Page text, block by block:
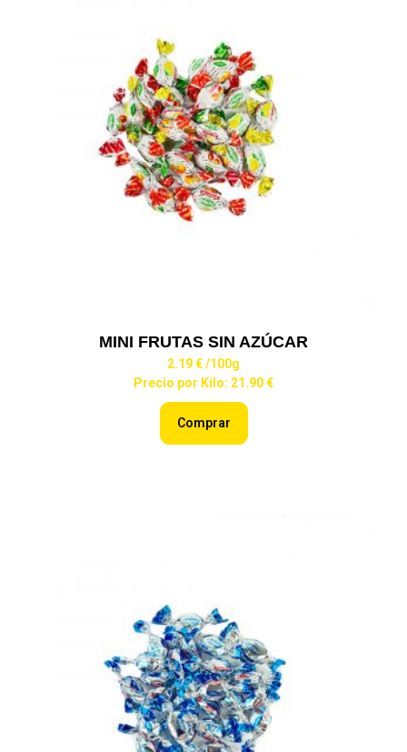
MINI FRUTAS SIN AZÚCAR
2.19 €/100g
Precio por Kilo: 21.90 €
Comprar